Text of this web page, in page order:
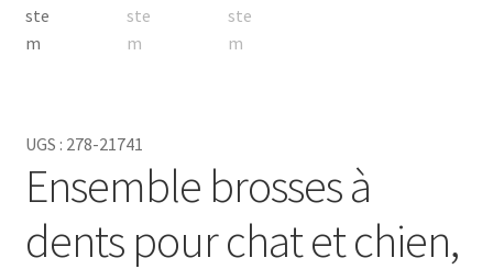
UGS : 278-21741
Ensemble brosses à
dents pour chat et chien,